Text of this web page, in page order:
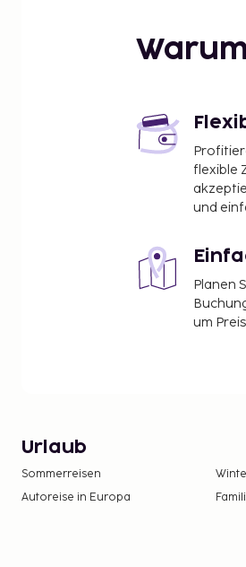
flexible
und
Planen
um
Urlaub
Sommerreisen
Autoreise in Europa